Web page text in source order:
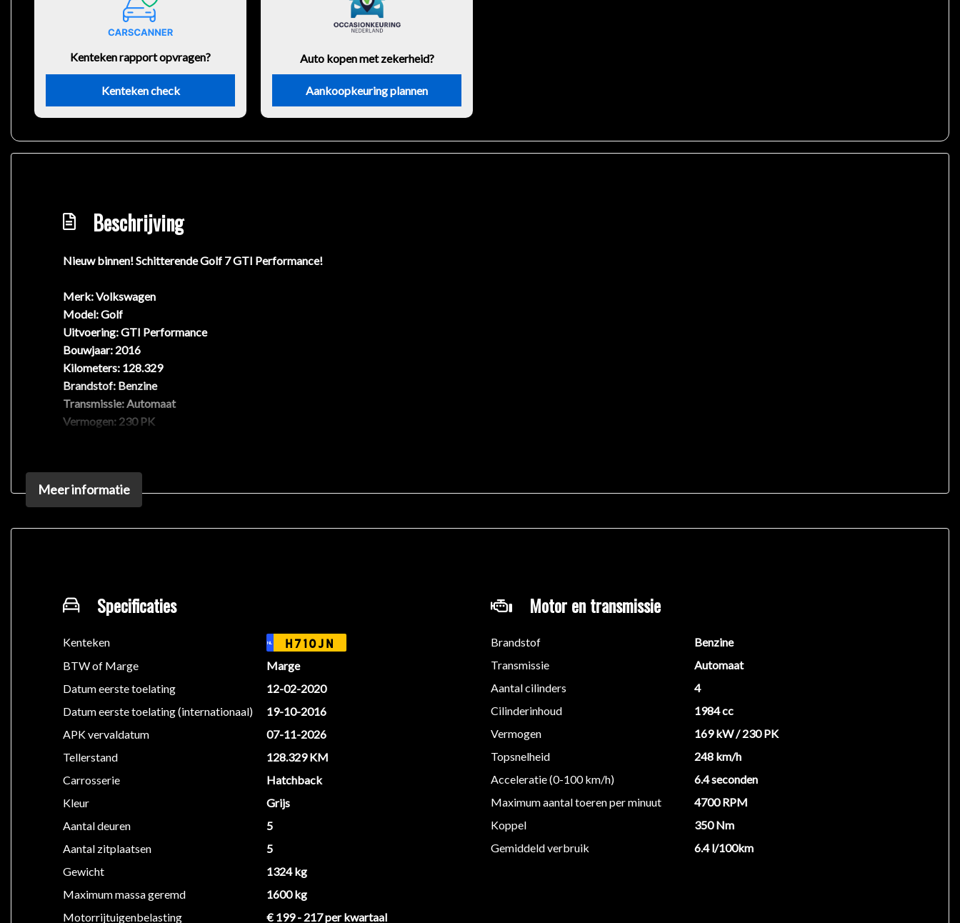
Kenteken rapport opvragen?
Kenteken check
Auto kopen met zekerheid?
Aankoopkeuring plannen
Beschrijving
Nieuw binnen! Schitterende Golf 7 GTI Performance!
Merk:Volkswagen
Model:Golf
Uitvoering:GTI Performance
Bouwjaar: 2016
Kilometers: 128.329
Brandstof: Benzine
Transmissie:Automaat
Vermogen: 230 PK
Kleur:Zwart
Bekleding:Stof
Opties:
Cruisecontrol
Centrale vergrendeling met afstandsbediening
Xenon verlichting + koplampsproeiers
Boardcomputer
Bekerhouders
Airbag's
Carbon interieur accenten
Pianolak interieur accenten
Electrische ramen
Elektrische spiegels
Media interface
Bluetooth telefoonvoorbereiding
Alcantara Multifunctioneel Sportstuur + flippers
Bestuurders info systeem
Meer informatie
Specificaties
Kenteken NL H710JN
BTW of Marge
Marge
Datum eerste toelating
12-02-2020
Datum eerste toelating (internationaal)
19-10-2016
APK vervaldatum
07-11-2026
Tellerstand
128.329 KM
Carrosserie
Hatchback
Kleur
Grijs
Aantal deuren
5
Aantal zitplaatsen
5
Gewicht
1324 kg
Maximum massa geremd
1600 kg
Motorrijtuigenbelasting
€ 199 - 217 per kwartaal
Motor en transmissie
Brandstof
Benzine
Transmissie
Automaat
Aantal cilinders
4
Cilinderinhoud
1984 cc
Vermogen
169 kW / 230 PK
Topsnelheid
248 km/h
Acceleratie (0-100 km/h)
6.4 seconden
Maximum aantal toeren per minuut
4700 RPM
Koppel
350 Nm
Gemiddeld verbruik
6.4 l/100km